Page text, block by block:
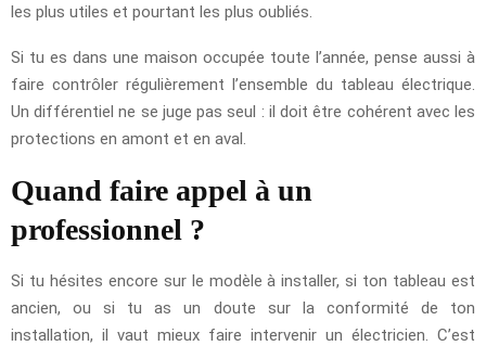
les plus utiles et pourtant les plus oubliés.
Si tu es dans une maison occupée toute l’année, pense aussi à
faire contrôler régulièrement l’ensemble du tableau électrique.
Un différentiel ne se juge pas seul : il doit être cohérent avec les
protections en amont et en aval.
Quand faire appel à un
professionnel ?
Si tu hésites encore sur le modèle à installer, si ton tableau est
ancien, ou si tu as un doute sur la conformité de ton
installation, il vaut mieux faire intervenir un électricien. C’est